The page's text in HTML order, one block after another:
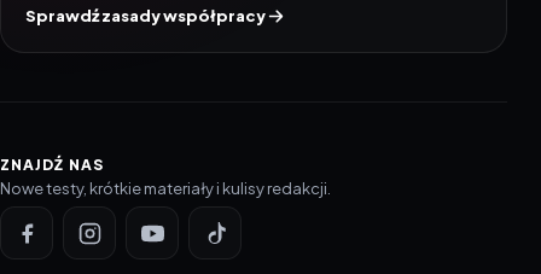
Sprawdź zasady współpracy
ZNAJDŹ NAS
Nowe testy, krótkie materiały i kulisy redakcji.